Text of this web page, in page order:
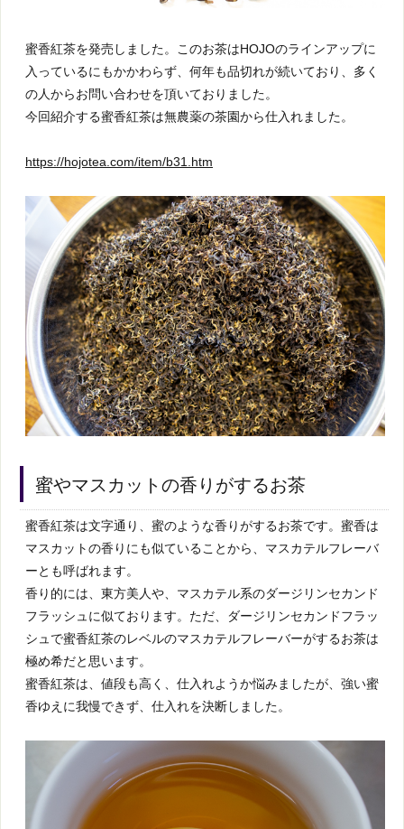
蜜香紅茶を発売しました。このお茶はHOJOのラインアップに
入っているにもかかわらず、何年も品切れが続いており、多く
の人からお問い合わせを頂いておりました。
今回紹介する蜜香紅茶は無農薬の茶園から仕入れました。
https://hojotea.com/item/b31.htm
蜜やマスカットの香りがするお茶
蜜香紅茶は文字通り、蜜のような香りがするお茶です。蜜香は
マスカットの香りにも似ていることから、マスカテルフレーバ
ーとも呼ばれます。
香り的には、東方美人や、マスカテル系のダージリンセカンド
フラッシュに似ております。ただ、ダージリンセカンドフラッ
シュで蜜香紅茶のレベルのマスカテルフレーバーがするお茶は
極め希だと思います。
蜜香紅茶は、値段も高く、仕入れようか悩みましたが、強い蜜
香ゆえに我慢できず、仕入れを決断しました。